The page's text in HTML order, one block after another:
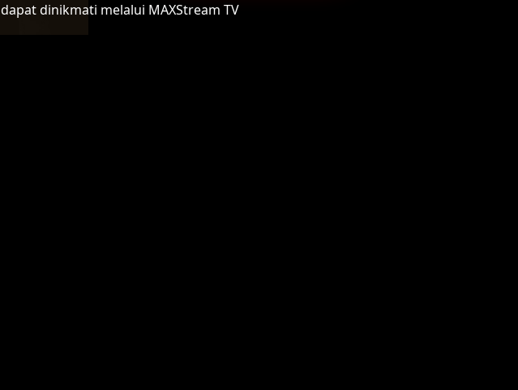
dapat dinikmati melalui MAXStream TV